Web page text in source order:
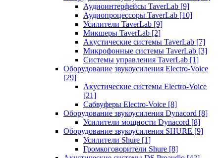
Аудиоинтерфейсы TaverLab [9]
Аудиопроцессоры TaverLab [10]
Усилители TaverLab [9]
Микшеры TaverLab [2]
Акустические системы TaverLab [7]
Микрофонные системы TaverLab [3]
Системы управления TaverLab [1]
Оборудование звукоусиления Electro-Voice
[29]
Акустические системы Electro-Voice
[21]
Сабвуферы Electro-Voice [8]
Оборудование звукоусиления Dynacord [8]
Усилители мощности Dynacord [8]
Оборудование звукоусиления SHURE [9]
Усилители Shure [1]
Громкоговорители Shure [8]